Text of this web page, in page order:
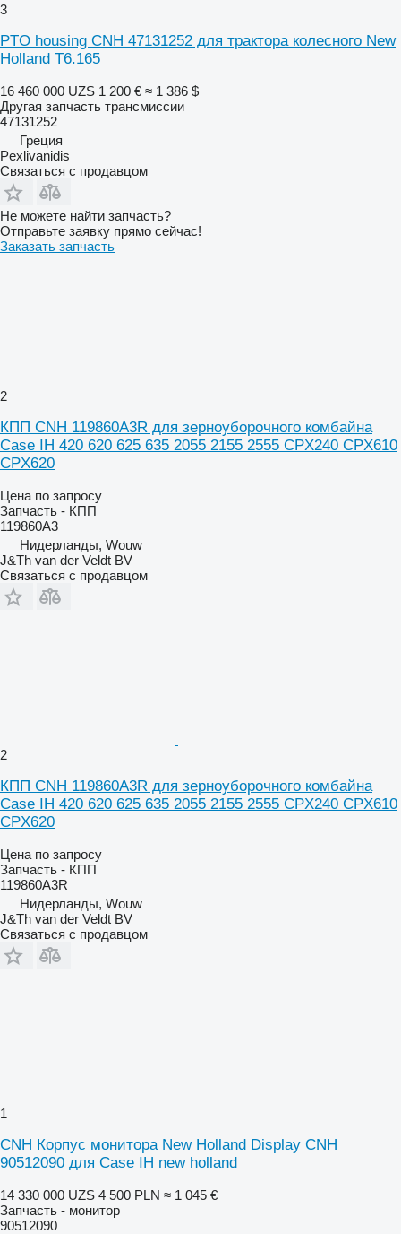
3
PTO housing CNH 47131252 для трактора колесного New
Holland T6.165
16 460 000 UZS 1 200 € ≈ 1 386 $
Другая запчасть трансмиссии
47131252
Греция
Pexlivanidis
Связаться с продавцом
Не можете найти запчасть?
Отправьте заявку прямо сейчас!
Заказать запчасть
2
КПП CNH 119860A3R для зерноуборочного комбайна
Case IH 420 620 625 635 2055 2155 2555 CPX240 CPX610
CPX620
Цена по запросу
Запчасть - КПП
119860A3
Нидерланды, Wouw
J&Th van der Veldt BV
Связаться с продавцом
2
КПП CNH 119860A3R для зерноуборочного комбайна
Case IH 420 620 625 635 2055 2155 2555 CPX240 CPX610
CPX620
Цена по запросу
Запчасть - КПП
119860A3R
Нидерланды, Wouw
J&Th van der Veldt BV
Связаться с продавцом
1
CNH Корпус монитора New Holland Display CNH
90512090 для Case IH new holland
14 330 000 UZS 4 500 PLN ≈ 1 045 €
Запчасть - монитор
90512090